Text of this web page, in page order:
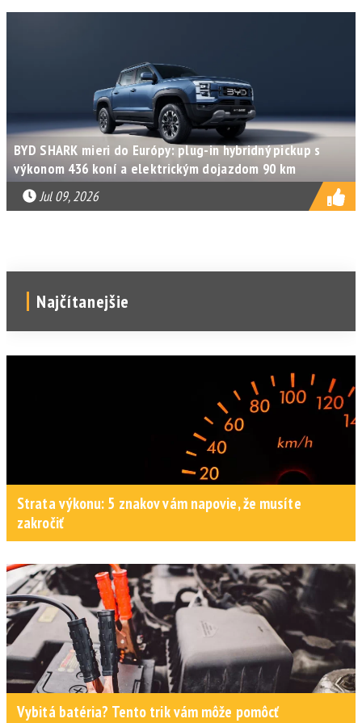
BYD SHARK mieri do Európy: plug-in hybridný pickup s
výkonom 436 koní a elektrickým dojazdom 90 km
Jul 09, 2026
Najčítanejšie
Strata výkonu: 5 znakov vám napovie, že musíte
zakročiť
Vybitá batéria? Tento trik vám môže pomôcť